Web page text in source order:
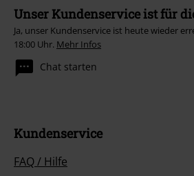
Unser Kundenservice ist für
Ja, unser Kundenservice ist heute wieder
18:00 Uhr. Mehr Infos
Chat starten
Kundenservice
FAQ / Hilfe